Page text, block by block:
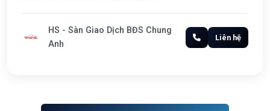
HS - Sàn Giao Dịch BĐS Chung
Anh
Liên hệ